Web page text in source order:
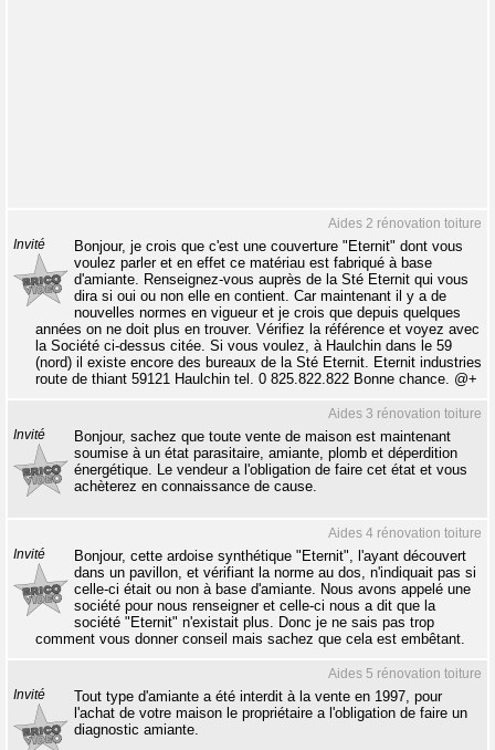
Aides 2 rénovation toiture
Invité
Bonjour, je crois que c'est une couverture "Eternit" dont vous
voulez parler et en effet ce matériau est fabriqué à base
d'amiante. Renseignez-vous auprès de la Sté Eternit qui vous
dira si oui ou non elle en contient. Car maintenant il y a de
nouvelles normes en vigueur et je crois que depuis quelques
années on ne doit plus en trouver. Vérifiez la référence et voyez avec
la Société ci-dessus citée. Si vous voulez, à Haulchin dans le 59
(nord) il existe encore des bureaux de la Sté Eternit. Eternit industries
route de thiant 59121 Haulchin tel. 0 825.822.822 Bonne chance. @+
Aides 3 rénovation toiture
Invité
Bonjour, sachez que toute vente de maison est maintenant
soumise à un état parasitaire, amiante, plomb et déperdition
énergétique. Le vendeur a l'obligation de faire cet état et vous
achèterez en connaissance de cause.
Aides 4 rénovation toiture
Invité
Bonjour, cette ardoise synthétique "Eternit", l'ayant découvert
dans un pavillon, et vérifiant la norme au dos, n'indiquait pas si
celle-ci était ou non à base d'amiante. Nous avons appelé une
société pour nous renseigner et celle-ci nous a dit que la
société "Eternit" n'existait plus. Donc je ne sais pas trop
comment vous donner conseil mais sachez que cela est embêtant.
Aides 5 rénovation toiture
Invité
Tout type d'amiante a été interdit à la vente en 1997, pour
l'achat de votre maison le propriétaire a l'obligation de faire un
diagnostic amiante.